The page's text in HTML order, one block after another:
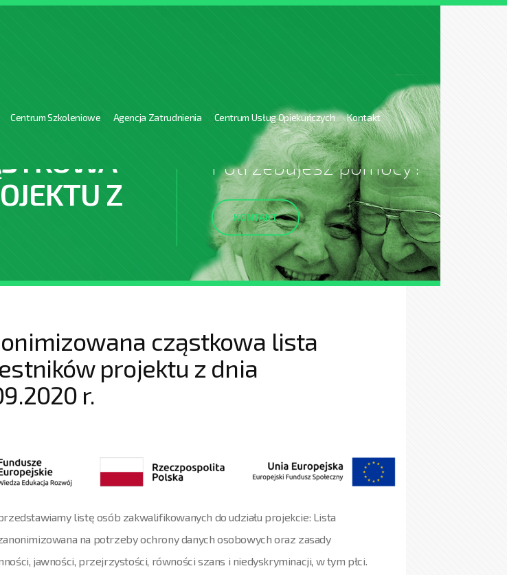
Centrum Szkoleniowe Agencja Zatrudnienia Centrum Usług Opiekuńczych Kontakt
Z
Potrzebujesz pomocy?
KONTAKT
cząstkowa lista
projektu z dnia
r.
listę osób zakwalifikowanych do udziału projekcie: Lista
na potrzeby ochrony danych osobowych oraz zasady
jawności, przejrzystości, równości szans i niedyskryminacji, w tym płci.